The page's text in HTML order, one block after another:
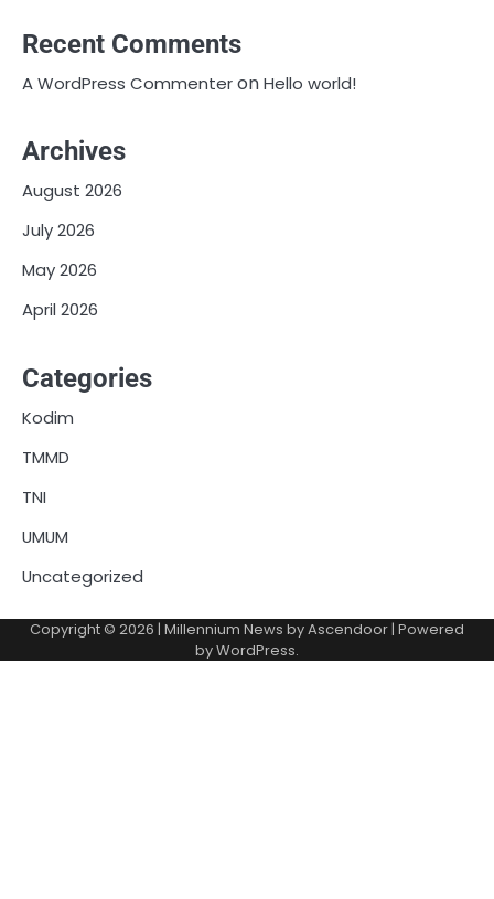
Recent Comments
A WordPress CommenteronHello world!
Archives
August 2026
July 2026
May 2026
April 2026
Categories
Kodim
TMMD
TNI
UMUM
Uncategorized
Copyright © 2026 | Millennium News byAscendoor| Powered
byWordPress.